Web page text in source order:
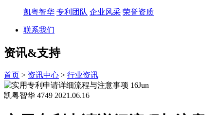
凯粤智华 专利团队 企业风采 荣誉资质
联系我们
资讯&支持
首页 > 资讯中心 > 行业资讯
16Jun
凯粤智华 4749 2021.06.16